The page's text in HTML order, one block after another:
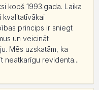
kopš 1993.gada. Laika
kvalitatīvākai
princips ir sniegt
un veicināt
Mēs uzskatām, ka
neatkarīgu revidenta...